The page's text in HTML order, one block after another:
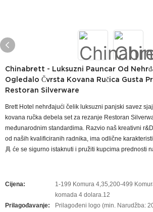
Chinabrett - Luksuzni Pauncar Od
Ogledalo Čvrsta Kovana Ručica Gusta
Restoran Silverware
Brett Hotel nehrđajući čelik luksuzni panjski savez
kovana ručka debela set za rezanje Restoran
međunarodnim standardima. Razvio naš kreativni
od naših kvalificiranih radnika, ima odlične
具 će se sigurno istaknuti i pružiti kupcima prednosti
Cijena:
1-199 Komura 4,35,200-499
komada 4 dolara.12
Prilagođavanje:
Prilagođeni logo (min. Narudžba: